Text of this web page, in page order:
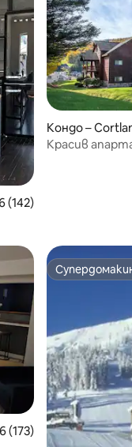
оценка: 4,96 от 5,
(142)
Кондо –
Красив
оценка: 4,86 от 5,
(173)